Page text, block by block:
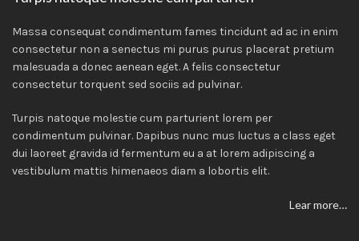
Massa consequat condimentum fames tincidunt ad ac in enim
consectetur non a senectus mi purus purus placerat pretium
malesuada a donec aenean eget. A felis consectetur
consectetur torquent sed sociis ad pulvinar.
Turpis natoque molestie cum parturient lorem per
condimentum pulvinar. Dapibus nunc mus luctus a class eget
dui laoreet gravida id fermentum eu a at lorem adipiscing a
vestibulum mattis himenaeos diam a lobortis elit.
Lear more…